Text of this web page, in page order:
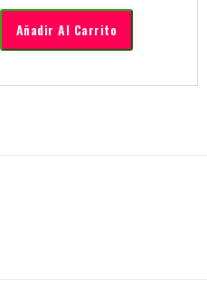
Añadir Al Carrito